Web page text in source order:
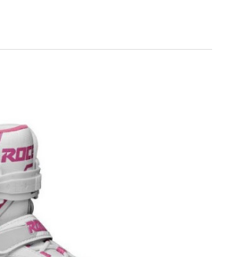
Jokey ICE X GIRL
73.00€